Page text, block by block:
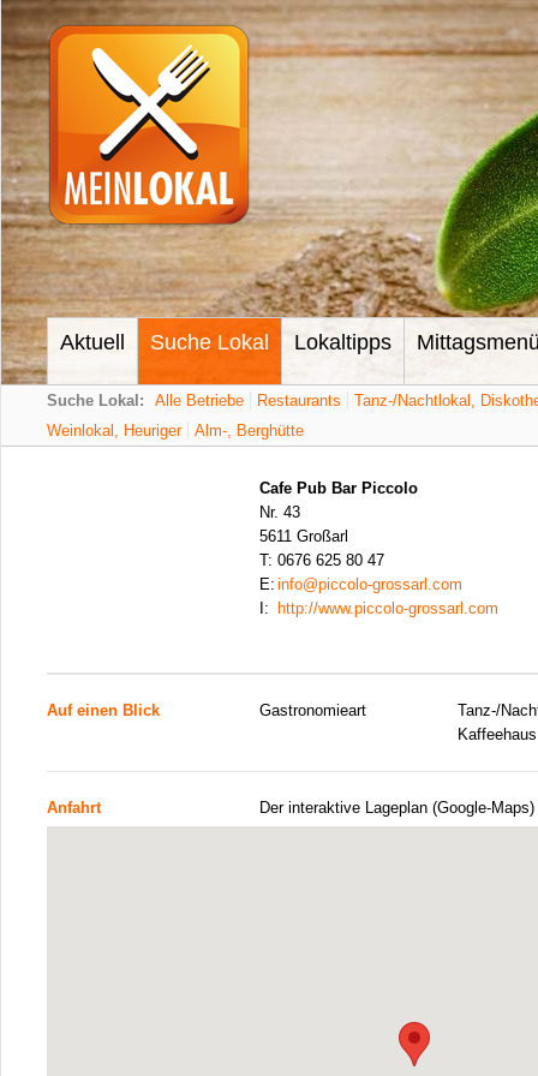
Aktuell Suche Lokal Lokaltipps
Suche Lokal: Alle Betriebe Restaurants
Tanz-/Nachtlokal,
Weinlokal, Heuriger
Alm-, Berghütte
Cafe Pub Bar Piccolo
Nr. 43
5611 Großarl
T: 0676 625 80 47
E: info@piccolo-grossarl.com
I:
http://www.piccolo-grossarl.com
Auf einen Blick Gastronomieart
Tanz-/
Anfahrt Der interaktive Lageplan (Google-